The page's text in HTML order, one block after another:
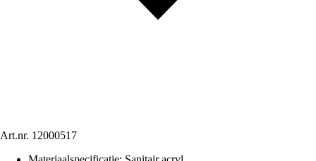
Art.nr. 12000517